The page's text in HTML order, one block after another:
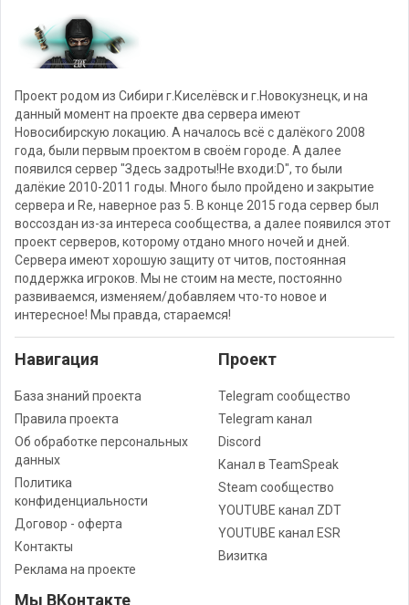
Проект родом из Сибири г.Киселёвск и г.Новокузнецк, и на
данный момент на проекте два сервера имеют
Новосибирскую локацию. А началось всё с далёкого 2008
года, были первым проектом в своём городе. А далее
появился сервер "Здесь задроты!Не входи:D", то были
далёкие 2010-2011 годы. Много было пройдено и закрытие
сервера и Re, наверное раз 5. В конце 2015 года сервер был
воссоздан из-за интереса сообщества, а далее появился этот
проект серверов, которому отдано много ночей и дней.
Сервера имеют хорошую защиту от читов, постоянная
поддержка игроков. Мы не стоим на месте, постоянно
развиваемся, изменяем/добавляем что-то новое и
интересное! Мы правда, стараемся!
Навигация
База знаний проекта
Правила проекта
Об обработке персональных
данных
Политика
конфиденциальности
Договор - оферта
Контакты
Реклама на проекте
Проект
Telegram сообщество
Telegram канал
Discord
Канал в TeamSpeak
Steam сообщество
YOUTUBE канал ZDT
YOUTUBE канал ESR
Визитка
Мы ВКонтакте